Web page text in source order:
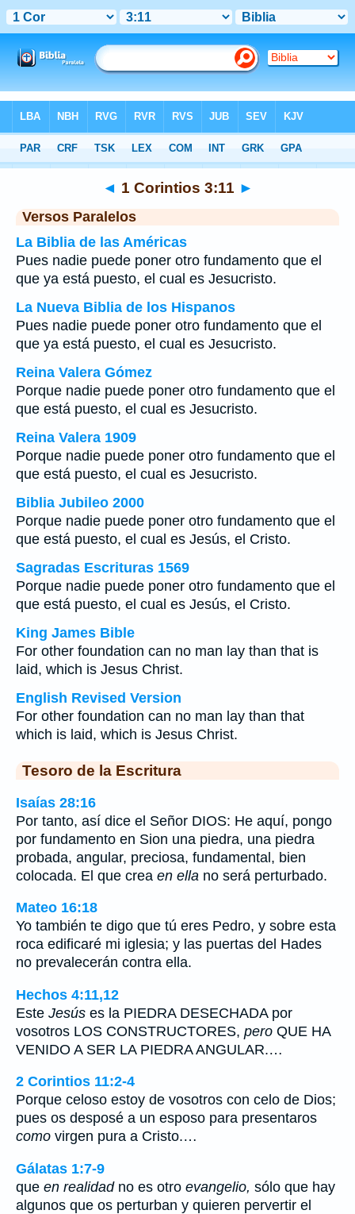
>1 Corintios Capítulo 3 > Verso 11
◄ 1 Corintios 3:11 ►
Versos Paralelos
La Biblia de las Américas
Pues nadie puede poner otro fundamento que el
que ya está puesto, el cual es Jesucristo.
La Nueva Biblia de los Hispanos
Pues nadie puede poner otro fundamento que el
que ya está puesto, el cual es Jesucristo.
Reina Valera Gómez
Porque nadie puede poner otro fundamento que el
que está puesto, el cual es Jesucristo.
Reina Valera 1909
Porque nadie puede poner otro fundamento que el
que está puesto, el cual es Jesucristo.
Biblia Jubileo 2000
Porque nadie puede poner otro fundamento que el
que está puesto, el cual es Jesús, el Cristo.
Sagradas Escrituras 1569
Porque nadie puede poner otro fundamento que el
que está puesto, el cual es Jesús, el Cristo.
King James Bible
For other foundation can no man lay than that is
laid, which is Jesus Christ.
English Revised Version
For other foundation can no man lay than that
which is laid, which is Jesus Christ.
Tesoro de la Escritura
Isaías 28:16
Por tanto, así dice el Señor DIOS: He aquí, pongo
por fundamento en Sion una piedra, una piedra
probada, angular, preciosa, fundamental, bien
colocada. El que crea en ella no será perturbado.
Mateo 16:18
Yo también te digo que tú eres Pedro, y sobre esta
roca edificaré mi iglesia; y las puertas del Hades
no prevalecerán contra ella.
Hechos 4:11,12
Este Jesús es la PIEDRA DESECHADA por
vosotros LOS CONSTRUCTORES, pero QUE HA
VENIDO A SER LA PIEDRA ANGULAR.…
2 Corintios 11:2-4
Porque celoso estoy de vosotros con celo de Dios;
pues os desposé a un esposo para presentaros
como virgen pura a Cristo.…
Gálatas 1:7-9
que en realidadno es otro evangelio, sólo que hay
algunos que os perturban y quieren pervertir el